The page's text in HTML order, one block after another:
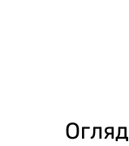
Огляд